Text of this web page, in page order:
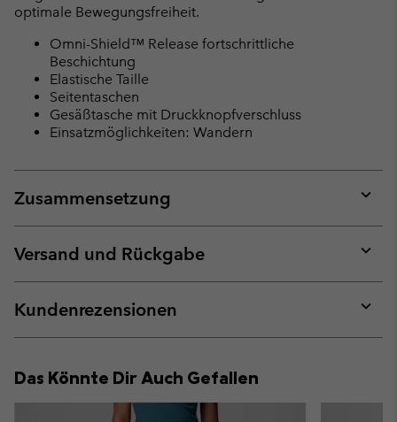
optimale Bewegungsfreiheit.
Omni-Shield™ Release fortschrittliche
Beschichtung
Elastische Taille
Seitentaschen
Gesäßtasche mit Druckknopfverschluss
Einsatzmöglichkeiten: Wandern
Zusammensetzung
or
Versand und Rückgabe
or
Kundenrezensionen
or
Das Könnte Dir Auch Gefallen